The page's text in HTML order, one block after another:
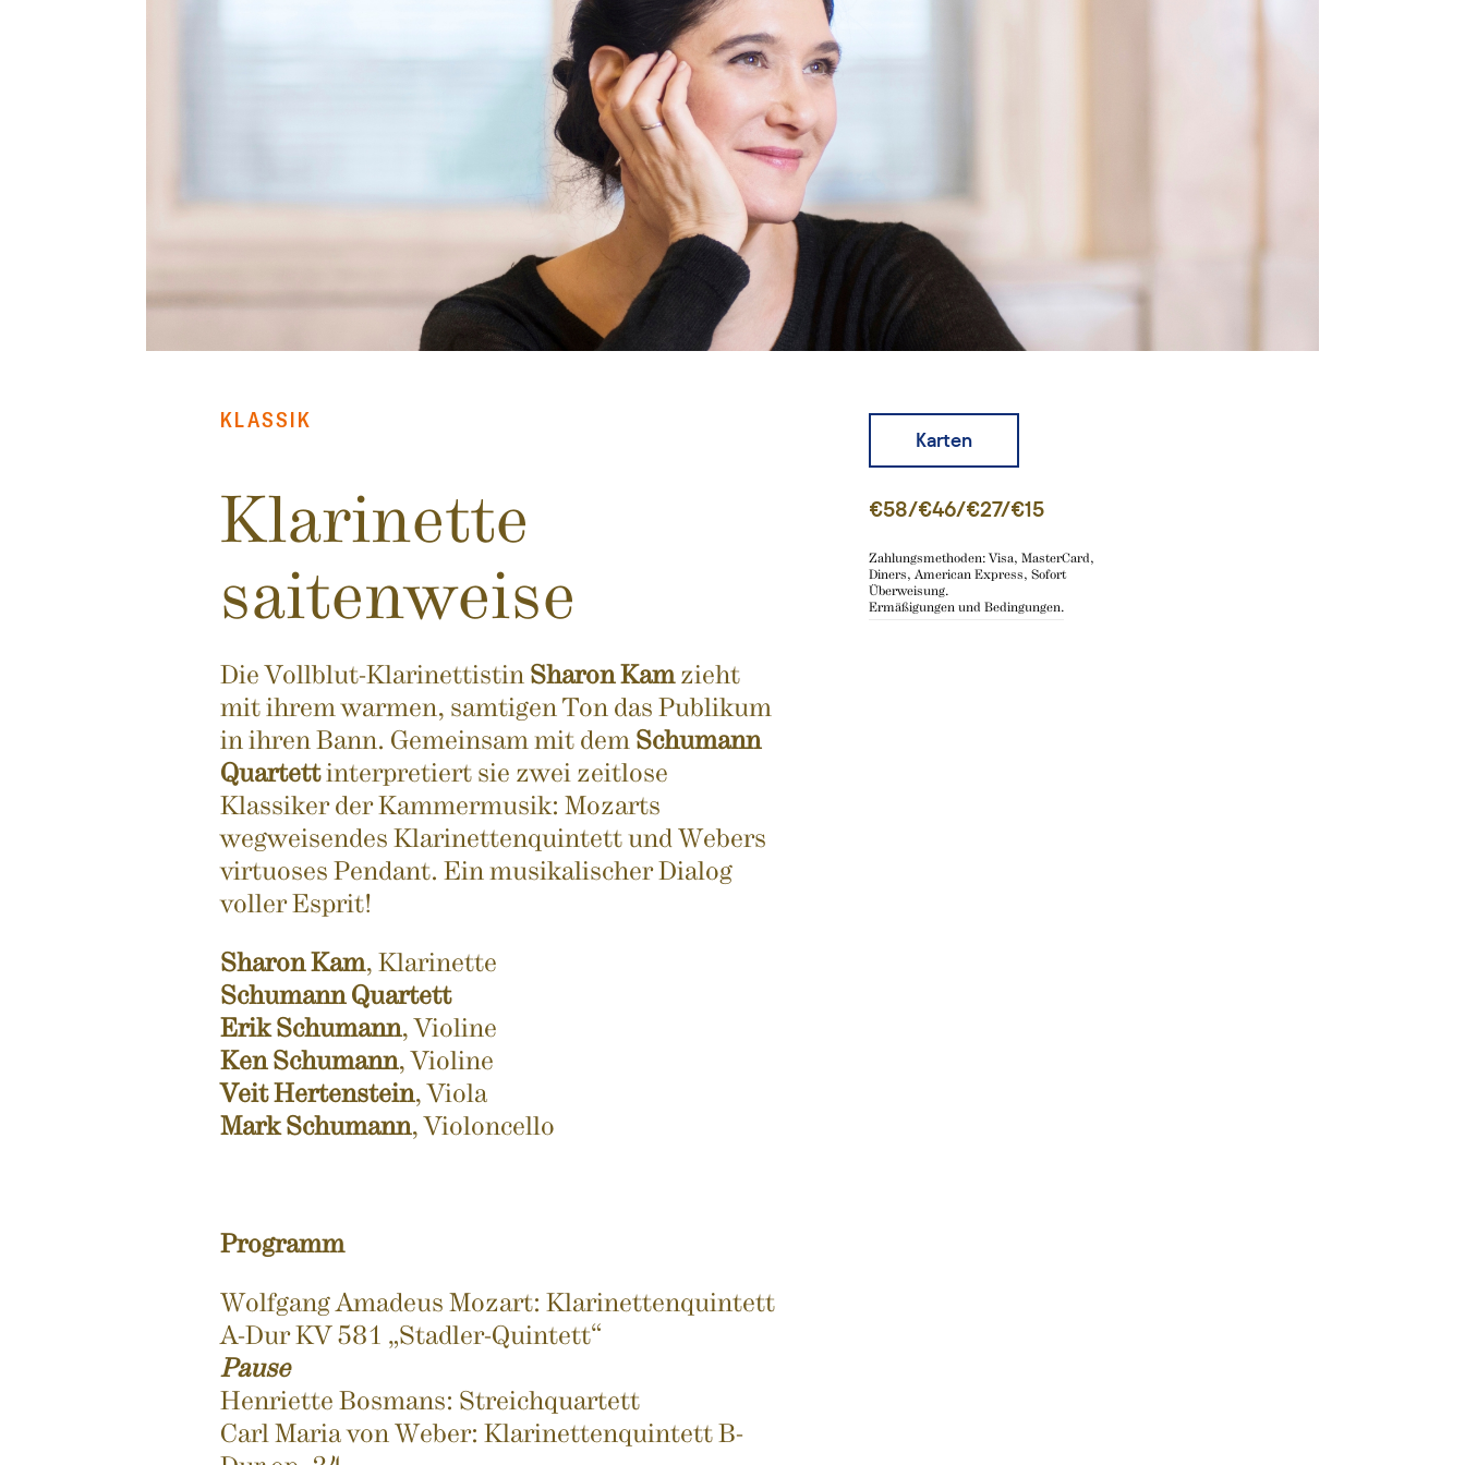
KLASSIK
Klarinette
saitenweise
Die Vollblut-Klarinettistin Sharon Kamzieht
mit ihrem warmen, samtigen Ton das Publikum
in ihren Bann. Gemeinsam mit dem Schumann
Quartettinterpretiert sie zwei zeitlose
Klassiker der Kammermusik: Mozarts
wegweisendes Klarinettenquintett und Webers
virtuoses Pendant. Ein musikalischer Dialog
voller Esprit!
Sharon Kam, Klarinette
Schumann Quartett
Erik Schumann, Violine
Ken Schumann, Violine
Veit Hertenstein, Viola
Mark Schumann, Violoncello
Programm
Wolfgang Amadeus Mozart: Klarinettenquintett
A-Dur KV 581 „Stadler-Quintett“
Pause
Henriette Bosmans: Streichquartett
Carl Maria von Weber: Klarinettenquintett B-
Karten
€58/€46/€27/€15
Zahlungsmethoden: Visa, MasterCard,
Diners, American Express, Sofort
Überweisung.
Ermäßigungen und Bedingungen.